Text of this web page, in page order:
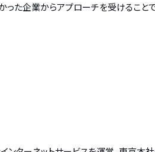
った企業からアプローチを受けるこ